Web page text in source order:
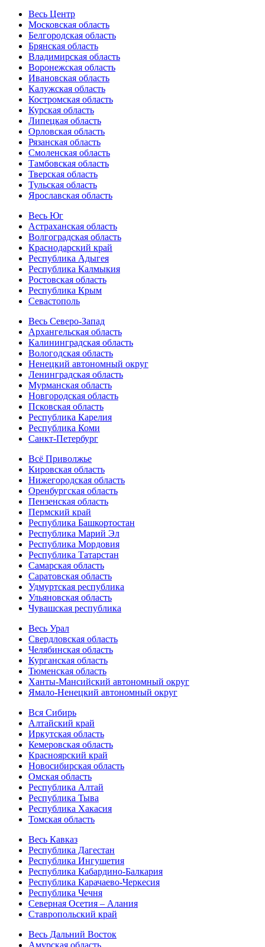
Весь Центр
Московская область
Белгородская область
Брянская область
Владимирская область
Воронежская область
Ивановская область
Калужская область
Костромская область
Курская область
Липецкая область
Орловская область
Рязанская область
Смоленская область
Тамбовская область
Тверская область
Тульская область
Ярославская область
Весь Юг
Астраханская область
Волгоградская область
Краснодарский край
Республика Адыгея
Республика Калмыкия
Ростовская область
Республика Крым
Севастополь
Весь Северо-Запад
Архангельская область
Калининградская область
Вологодская область
Ненецкий автономный округ
Ленинградская область
Мурманская область
Новгородская область
Псковская область
Республика Карелия
Республика Коми
Санкт-Петербург
Всё Приволжье
Кировская область
Нижегородская область
Оренбургская область
Пензенская область
Пермский край
Республика Башкортостан
Республика Марий Эл
Республика Мордовия
Республика Татарстан
Самарская область
Саратовская область
Удмуртская республика
Ульяновская область
Чувашская республика
Весь Урал
Свердловская область
Челябинская область
Курганская область
Тюменская область
Ханты-Мансийский автономный округ
Ямало-Ненецкий автономный округ
Вся Сибирь
Алтайский край
Иркутская область
Кемеровская область
Красноярский край
Новосибирская область
Омская область
Республика Алтай
Республика Тыва
Республика Хакасия
Томская область
Весь Кавказ
Республика Дагестан
Республика Ингушетия
Республика Кабардино-Балкария
Республика Карачаево-Черкесия
Республика Чечня
Северная Осетия – Алания
Ставропольский край
Весь Дальний Восток
Амурская область